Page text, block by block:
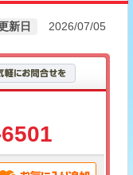
新日 2026/07/05